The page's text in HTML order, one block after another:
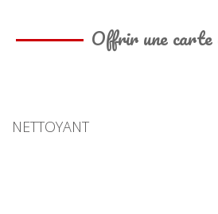
Offrir une carte
NETTOYANT